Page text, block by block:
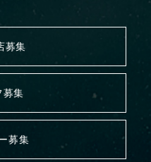
募集
募集
募集